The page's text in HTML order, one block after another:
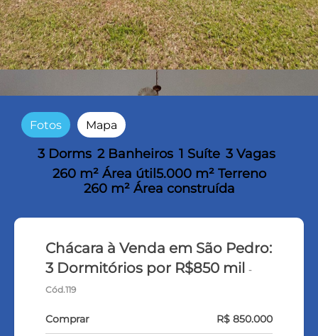
Fotos Mapa
3 Dorms 2 Banheiros 1 Suíte 3 Vagas
260 m² Área útil 5.000 m² Terreno
260 m² Área construída
Chácara à Venda em São Pedro:
3 Dormitórios por R$850 mil-
Cód.119
Comprar R$ 850.000